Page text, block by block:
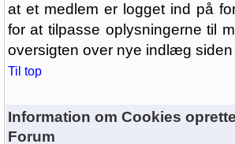
at et medlem er logget ind på
for at tilpasse oplysningerne til
oversigten over nye indlæg
Til top
Information om Cookies
Forum